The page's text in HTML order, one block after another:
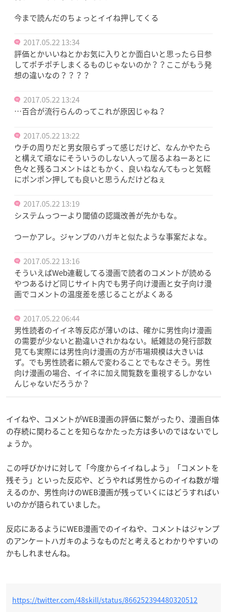
今まで読んだのちょっとイイね押してくる
2017.05.22 13:34
評価とかいいねとかお気に入りとか面白いと思ったら日参
してポチポチしまくるものじゃないのか？？ここがもう発
想の違いなの？？？？
2017.05.22 13:24
…百合が流行らんのってこれが原因じゃね？
2017.05.22 13:22
ウチの周りだと男女限らずって感じだけど、なんかやたら
と構えて頑なにそういうのしない人って居るよねーあとに
色々と残るコメントはともかく、良いねなんてもっと気軽
にポンポン押しても良いと思うんだけどねぇ
2017.05.22 13:19
システムっつーより閾値の認識改善が先かもな。
つーかアレ。ジャンプのハガキと似たような事案だよな。
2017.05.22 13:16
そういえばWeb連載してる漫画で読者のコメントが読める
やつあるけど同じサイト内でも男子向け漫画と女子向け漫
画でコメントの温度差を感じることがよくある
2017.05.22 06:44
男性読者のイイネ等反応が薄いのは、確かに男性向け漫画
の需要が少ないと勘違いされかねない。紙雑誌の発行部数
見ても実際には男性向け漫画の方が市場規模は大きいは
ず。でも男性読者に頼んで変わることでもなさそう。男性
向け漫画の場合、イイネに加え閲覧数を重視するしかない
んじゃないだろうか？
イイねや、コメントがWEB漫画の評価に繋がったり、漫画自体
の存続に関わることを知らなかたった方は多いのではないでし
ょうか。
この呼びかけに対して「今度からイイねしよう」「コメントを
残そう」といった反応や、どうやれば男性からのイイね数が増
えるのか、男性向けのWEB漫画が残っていくにはどうすればい
いのかが語られていました。
反応にあるようにWEB漫画でのイイねや、コメントはジャンプ
のアンケートハガキのようなものだと考えるとわかりやすいの
かもしれませんね。
https://twitter.com/48skill/status/866252394480320512